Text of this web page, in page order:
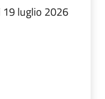
luglio 2026